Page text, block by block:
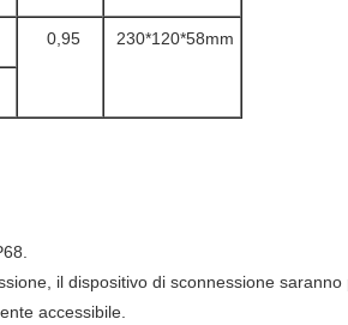
0,95 230*120*58mm
il dispositivo di sconnessione
accessibile.